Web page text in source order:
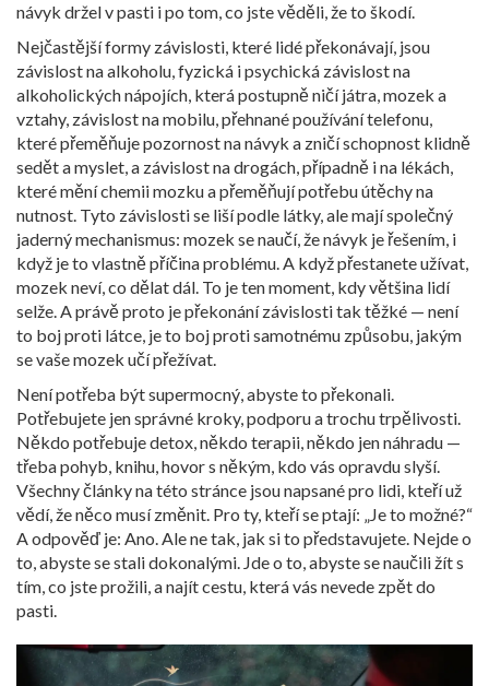
návyk držel v pasti i po tom, co jste věděli, že to škodí.
Nejčastější formy závislosti, které lidé překonávají, jsou
závislost na alkoholu,fyzická i psychická závislost na
alkoholických nápojích, která postupně ničí játra, mozek a
vztahy, závislost na mobilu,přehnané používání telefonu,
které přeměňuje pozornost na návyk a zničí schopnost klidně
sedět a myslet, a závislost na drogách,případně i na lékách,
které mění chemii mozku a přeměňují potřebu útěchy na
nutnost. Tyto závislosti se liší podle látky, ale mají společný
jaderný mechanismus: mozek se naučí, že návyk je řešením, i
když je to vlastně příčina problému. A když přestanete užívat,
mozek neví, co dělat dál. To je ten moment, kdy většina lidí
selže. A právě proto je překonání závislosti tak těžké — není
to boj proti látce, je to boj proti samotnému způsobu, jakým
se vaše mozek učí přežívat.
Není potřeba být supermocný, abyste to překonali.
Potřebujete jen správné kroky, podporu a trochu trpělivosti.
Někdo potřebuje detox, někdo terapii, někdo jen náhradu —
třeba pohyb, knihu, hovor s někým, kdo vás opravdu slyší.
Všechny články na této stránce jsou napsané pro lidi, kteří už
vědí, že něco musí změnit. Pro ty, kteří se ptají: „Je to možné?“
A odpověď je: Ano. Ale ne tak, jak si to představujete. Nejde o
to, abyste se stali dokonalými. Jde o to, abyste se naučili žít s
tím, co jste prožili, a najít cestu, která vás nevede zpět do
pasti.